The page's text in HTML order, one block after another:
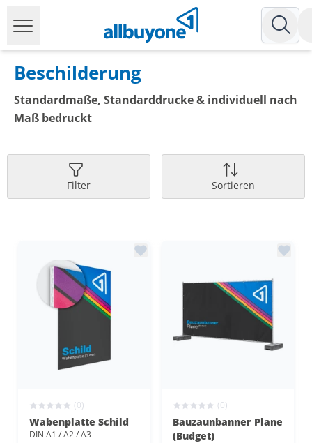
Beschilderung
Standardmaße, Standarddrucke & individuell nach
Maß bedruckt
Filter Sortieren
(0)
Wabenplatte Schild
DIN A1 / A2 / A3
(0)
Bauzaunbanner Plane
(Budget)